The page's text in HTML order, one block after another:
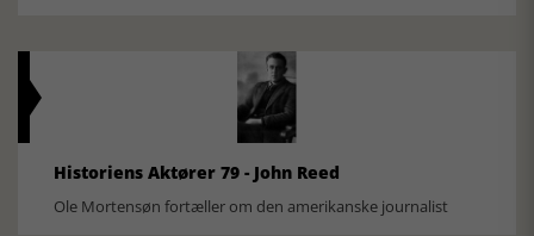
Historiens Aktører 79 - John Reed
Ole Mortensøn fortæller om den amerikanske journalist